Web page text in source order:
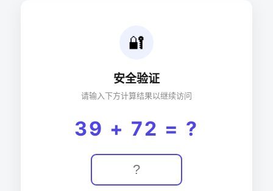
🔐
安全验证
请输入下方计算结果以继续访问
39 + 72 = ?